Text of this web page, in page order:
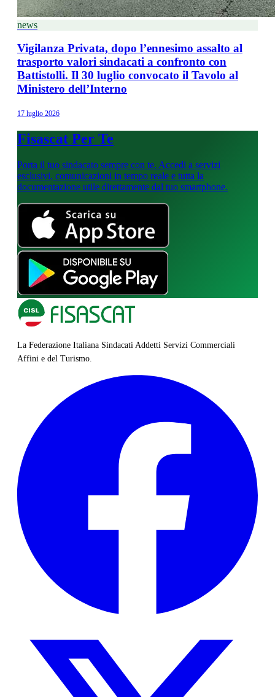
news
Vigilanza Privata, dopo l’ennesimo assalto al
trasporto valori sindacati a confronto con
Battistolli. Il 30 luglio convocato il Tavolo al
Ministero dell’Interno
17 luglio 2026
Fisascat Per Te
Porta il tuo sindacato sempre con te. Accedi a servizi
esclusivi, comunicazioni in tempo reale e tutta la
documentazione utile direttamente dal tuo smartphone.
La Federazione Italiana Sindacati Addetti Servizi Commerciali
Affini e del Turismo.